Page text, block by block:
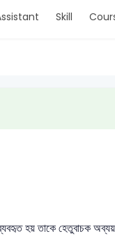
Skill
হয় তাকে হেতুবাচক